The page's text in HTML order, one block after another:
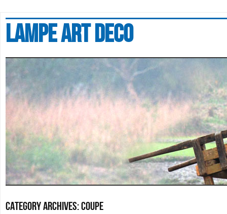
Lampe art deco
Category Archives:coupe